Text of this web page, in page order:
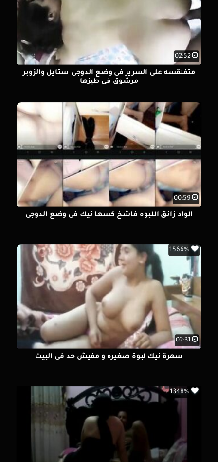
02:52
متفلقسه على السرير فى وضع الدوجى ستايل والزوبر
مرشوق فى طيزها
00:59
الواد زانق اللبوه فاشخ كسها نيك فى وضع الدوجى
02:31
1566%
سهرة نيك لبوة صغيره و مفيش حد فى البيت
1348%